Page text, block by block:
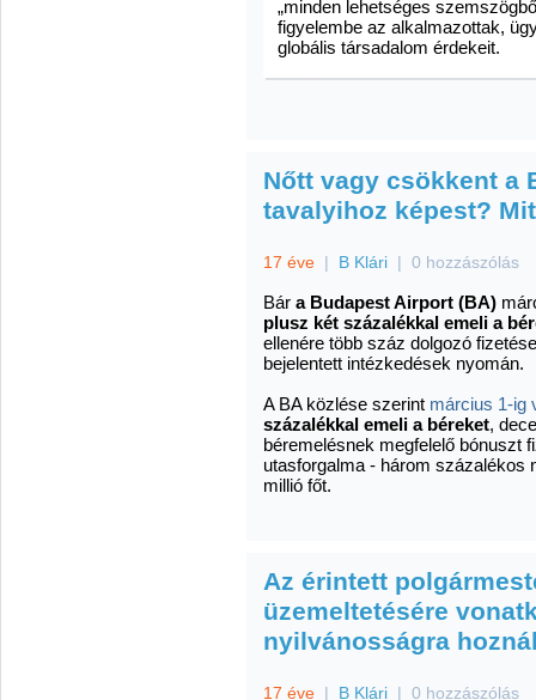
„minden lehetséges
figyelembe az alkalmazottak,
globális társadalom érdekeit.
Nőtt vagy csökkent a
tavalyihoz képest?
17 éve | B Klári | 0 hozzászólás
Bár a Budapest Airport (BA)
plusz két százalékkal emeli a
ellenére több száz dolgozó
bejelentett intézkedések nyomán.
A BA közlése szerint március 1-ig
százalékkal emeli a béreket,
béremelésnek megfelelő bónuszt
utasforgalma - három százalékos
millió főt.
Az érintett
üzemeltetésére
nyilvánosságra
17 éve | B Klári | 0 hozzászólás